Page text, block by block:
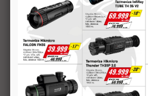
E200: 1249 J
Délka hlavně: 60 cm
Převýšení 50 m: 0,3 cm
100 m: 0 cm
200 m: -21,8 cm
ONV: 141 m
Převýšení pro ONV 50 m: 2,1 cm
100 m: 3,7 cm
200 m: -14,5 cm